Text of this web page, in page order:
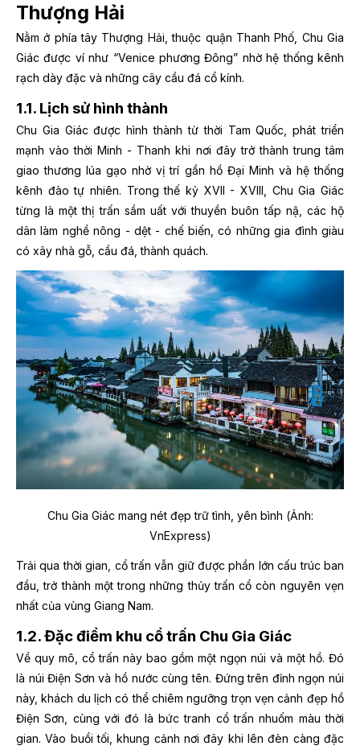
Thượng Hải
Nằm ở phía tây Thượng Hải, thuộc quận Thanh Phố, Chu Gia
Giác được ví như “Venice phương Đông” nhờ hệ thống kênh
rạch dày đặc và những cây cầu đá cổ kính.
1.1. Lịch sử hình thành
Chu Gia Giác được hình thành từ thời Tam Quốc, phát triển
mạnh vào thời Minh - Thanh khi nơi đây trở thành trung tâm
giao thương lúa gạo nhờ vị trí gần hồ Đại Minh và hệ thống
kênh đào tự nhiên. Trong thế kỷ XVII - XVIII, Chu Gia Giác
từng là một thị trấn sầm uất với thuyền buôn tấp nậ, các hộ
dân làm nghề nông - dệt - chế biến, có những gia đình giàu
có xây nhà gỗ, cầu đá, thành quách.
Chu Gia Giác mang nét đẹp trữ tình, yên bình (Ảnh:
VnExpress)
Trải qua thời gian, cổ trấn vẫn giữ được phần lớn cấu trúc ban
đầu, trở thành một trong những thủy trấn cổ còn nguyên vẹn
nhất của vùng Giang Nam.
1.2. Đặc điểm khu cổ trấn Chu Gia Giác
Về quy mô, cổ trấn này bao gồm một ngọn núi và một hồ. Đó
là núi Điện Sơn và hồ nước cùng tên. Đứng trên đỉnh ngọn núi
này, khách du lịch có thể chiêm ngưỡng trọn vẹn cảnh đẹp hồ
Điện Sơn, cùng với đó là bức tranh cổ trấn nhuốm màu thời
gian. Vào buổi tối, khung cảnh nơi đây khi lên đèn càng đặc